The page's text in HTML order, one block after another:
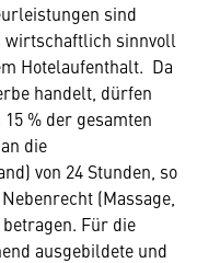
sind
wirtschaftlich sinnvoll
Hotelaufenthalt. Da
handelt, dürfen
% der gesamten
die
von 24 Stunden, so
(Massage,
Für die
ausgebildete und